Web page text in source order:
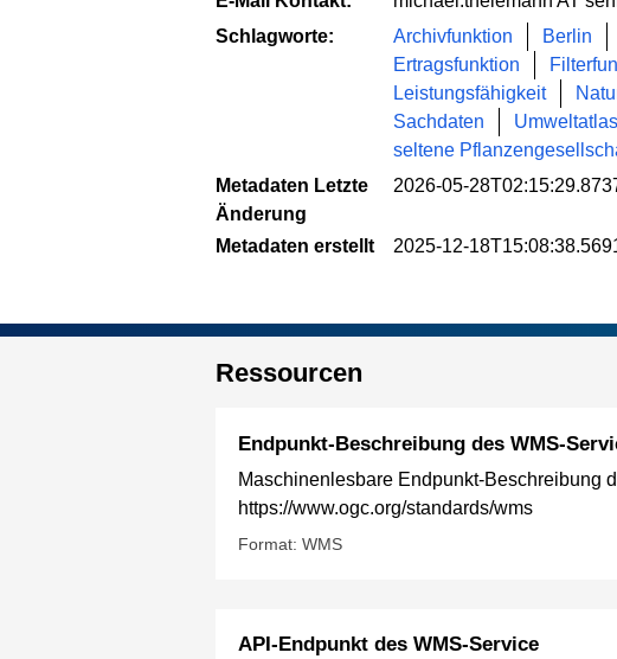
Schlagworte:
Archivfunktion Berlin
Ertragsfunktion
Leistungsfähigkeit
Sachdaten
Umweltatlas
seltene
Metadaten Letzte
Änderung
2026-05-
Metadaten erstellt 2025-12-
Ressourcen
Endpunkt-Beschreibung des WMS-
Maschinenlesbare Endpunkt-Beschreibung
https://www.ogc.org/standards/wms
Format: WMS
API-Endpunkt des WMS-Service